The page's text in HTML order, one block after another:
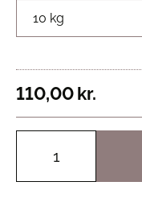
110,00kr.